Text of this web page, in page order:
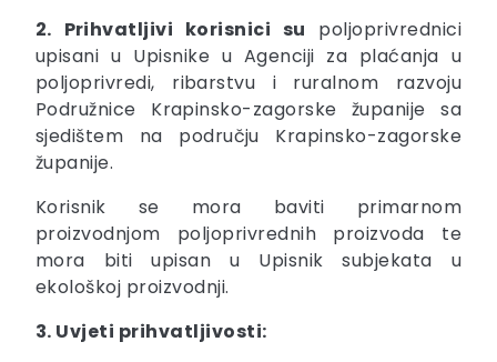
2. Prihvatljivi korisnici su poljoprivrednici
upisani u Upisnike u Agenciji za plaćanja u
poljoprivredi, ribarstvu i ruralnom razvoju
Podružnice Krapinsko-zagorske županije sa
sjedištem na području Krapinsko-zagorske
županije.
Korisnik se mora baviti primarnom
proizvodnjom poljoprivrednih proizvoda te
mora biti upisan u Upisnik subjekata u
ekološkoj proizvodnji.
3. Uvjeti prihvatljivosti: